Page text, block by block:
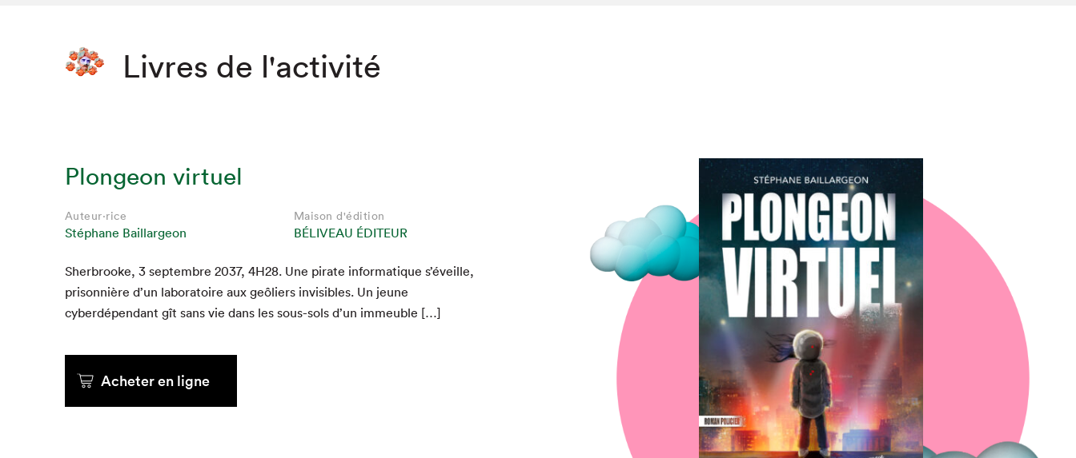
Que cherchez-vous?
Livres de l'activité
Plongeon virtuel
Auteur·rice
Stéphane Baillargeon
Maison d'édition
BÉLIVEAU ÉDITEUR
Sher­brooke, 3sep­tem­bre 2037, 4H28. Une pirate infor­ma­tique s’éveille,
pris­on­nière d’un lab­o­ra­toire aux geôliers invis­i­bles. Un jeune
cyberdépen­dant gît sans vie dans les sous-sols d’un immeuble […]
Acheter en ligne